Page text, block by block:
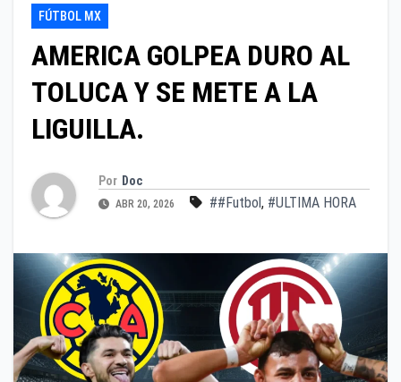
FÚTBOL MX
AMERICA GOLPEA DURO AL
TOLUCA Y SE METE A LA
LIGUILLA.
Por Doc
ABR 20, 2026 ##Futbol, #ULTIMA HORA